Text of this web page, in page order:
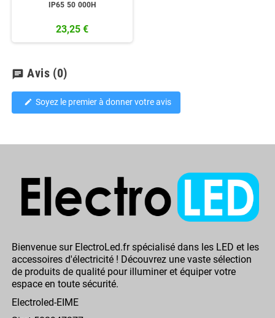
IP65 50 000H
23,25 €
chat Avis (0)
edit Soyez le premier à donner votre avis
Bienvenue sur ElectroLed.fr spécialisé dans les LED et les
accessoires d'électricité ! Découvrez une vaste sélection
de produits de qualité pour illuminer et équiper votre
espace en toute sécurité.
Electroled-EIME